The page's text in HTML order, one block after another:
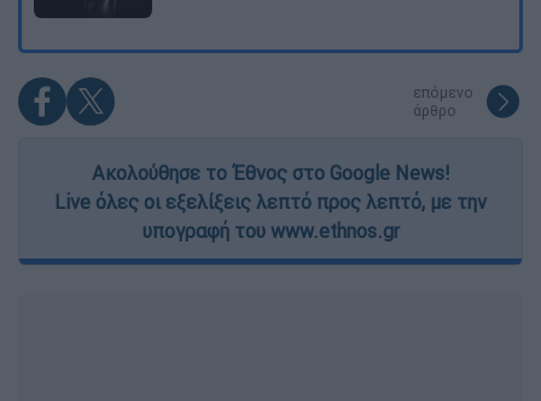
επόμενο
άρθρο
Ακολούθησε το Έθνος στο Google News!
Live όλες οι εξελίξεις λεπτό προς λεπτό, με την
υπογραφή του www.ethnos.gr